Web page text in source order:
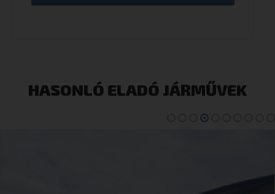
HASONLÓ ELADÓ JÁRMŰVEK